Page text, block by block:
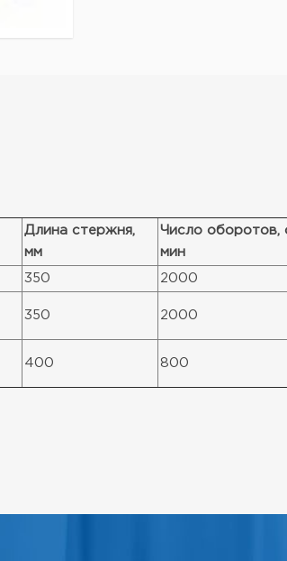
Длина стержня,
мм
Число оборотов,
мин
350 2000
350 2000
400 800